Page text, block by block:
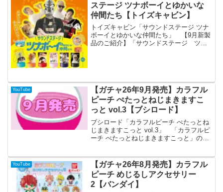
ステージ ツナボーイとゆかいな
仲間たち【トイズキャビン】
トイズキャビン「サウンドステージ ツナ
ボーイとゆかいな仲間たち」 【9月新製
品のご紹介】「サウンドステージ ツナ
YouTube
【ガチャ26年9月発売】カラフル
ピーチ ぺたっとねじまきますこ
っと vol.3【ブシロード】
ブシロード「カラフルピーチ ぺたっとね
じまきますこっと vol.3」 「カラフルピ
ーチ ぺたっとねじまきますこっと」の第
たっとねじまきますこっと vol.3が登
場！ ...
YouTube
【ガチャ26年8月発売】カラフル
ピーチ めじるしアクセサリー
2【バンダイ】